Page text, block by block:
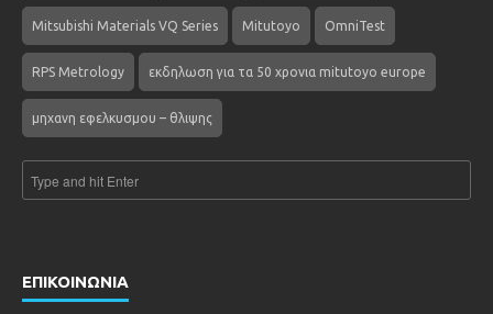
Mitsubishi Materials VQ Series Mitutoyo OmniTest
RPS Metrology εκδηλωση για τα 50 χρονια mitutoyo europe
μηχανη εφελκυσμου – θλιψης
ΕΠΙΚΟΙΝΩΝΙΑ